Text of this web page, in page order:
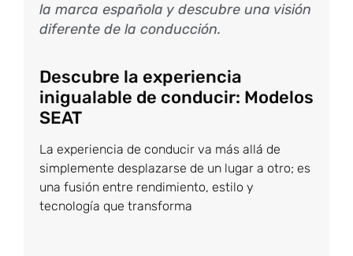
la marca española y descubre una visión
diferente de la conducción.
Descubre la experiencia
inigualable de conducir: Modelos
SEAT
La experiencia de conducir va más allá de
simplemente desplazarse de un lugar a otro; es
una fusión entre rendimiento, estilo y
tecnología que transforma